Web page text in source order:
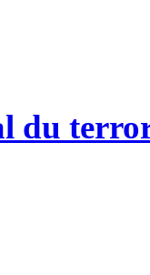
du